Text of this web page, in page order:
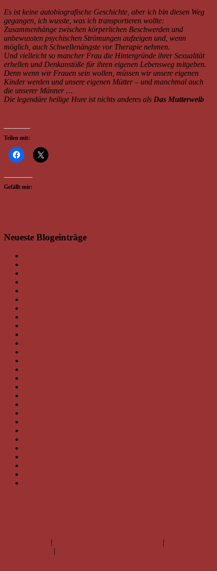
Es ist keine autobiografische Geschichte, aber ich bin diesen Weg
gegangen, ich wusste, was ich transportieren wollte:
Zusammenhänge zwischen körperlichen Beschwerden und
unbewussten psychischen Strömungen aufzeigen und, wenn
möglich, auch Schwellenängste vor Therapie nehmen.
Und vielleicht so mancher Frau die Hintergründe ihrer Sexualität
erhellen und Denkanstöße für ihren eigenen Lebensweg mitgeben.
Denn wenn wir Frauen sein wollen, müssen wir unsere eigenen
Kinder werden und unsere eigenen Mütter – und manchmal auch
die unserer Männer …
Die legendäre heilige Hure ist nichts anderes als Das Mutterweib
Teilen mit:
Gefällt mir:
Neueste Blogeinträge
|
|
|